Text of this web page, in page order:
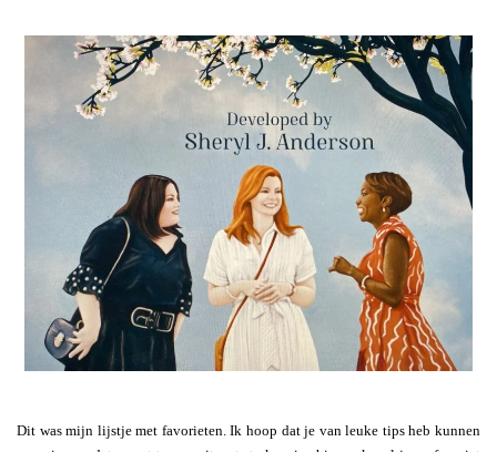
Dit was mijn lijstje met favorieten. Ik hoop dat je van leuke tips heb kunnen